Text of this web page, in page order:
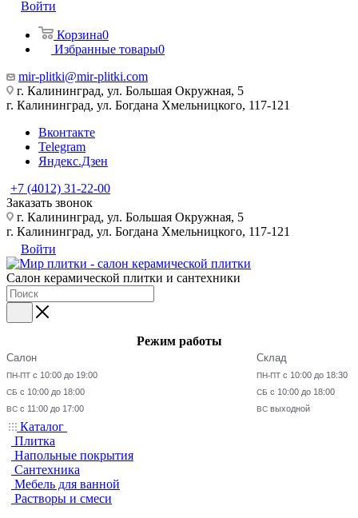
Войти
Корзина0
Избранные товары0
mir-plitki@mir-plitki.com
г. Калининград, ул. Большая Окружная, 5
г. Калининград, ул. Богдана Хмельницкого, 117-121
Вконтакте
Telegram
Яндекс.Дзен
+7 (4012) 31-22-00
Заказать звонок
г. Калининград, ул. Большая Окружная, 5
г. Калининград, ул. Богдана Хмельницкого, 117-121
Войти
Салон керамической плитки и сантехники
Режим работы
Салон
ПН-ПТ с 10:00 до 19:00
СБ с 10:00 до 18:00
ВС с 11:00 до 17:00
Склад
ПН-ПТ с 10:00 до 18:30
СБ с 10:00 до 18:00
ВС выходной
Каталог
Плитка
Напольные покрытия
Сантехника
Мебель для ванной
Растворы и смеси